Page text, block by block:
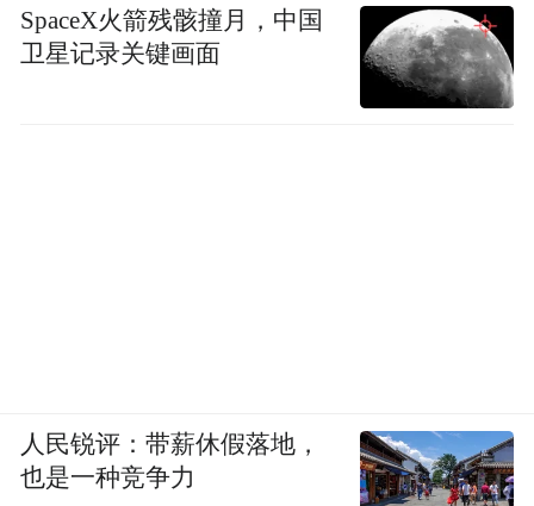
SpaceX火箭残骸撞月，中国
卫星记录关键画面
人民锐评：带薪休假落地，
也是一种竞争力